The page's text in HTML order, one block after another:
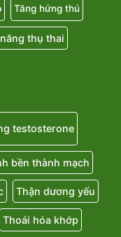
Tăng hứng thú
thụ thai
testosterone
bền thành mạch
Thận dương yếu
Thoái hóa khớp